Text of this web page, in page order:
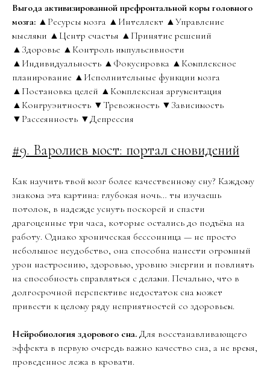
Выгода активизированной префронтальной коры головного
мозга: ▲Ресурсы мозга ▲Интеллект ▲Управление
мыслями ▲Центр счастья ▲Принятие решений
▲Здоровье ▲Контроль импульсивности
▲Индивидуальность ▲Фокусировка ▲Комплексное
планирование ▲Исполнительные функции мозга
▲Постановка целей ▲Комплексная аргументация
▲Конгруэнтность ▼Тревожность ▼Зависимость
▼Рассеянность ▼Депрессия
#9. Варолиев мост: портал сновидений
Как научить твой мозг более качественному сну? Каждому
знакома эта картина: глубокая ночь… ты изучаешь
потолок, в надежде уснуть поскорей и спасти
драгоценные три часа, которые остались до подъёма на
работу. Однако хроническая бессонница — не просто
небольшое неудобство, она способна нанести огромный
урон настроению, здоровью, уровню энергии и повлиять
на способность справляться с делами. Печально, что в
долгосрочной перспективе недостаток сна может
привести к целому ряду неприятностей со здоровьем.
Нейробиология здорового сна. Для восстанавливающего
эффекта в первую очередь важно качество сна, а не время,
проведенное лежа в кровати.